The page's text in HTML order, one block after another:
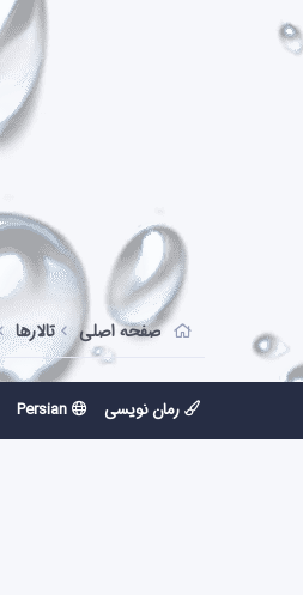
صفحه اصلی تالارها
رمان نویسی Persian